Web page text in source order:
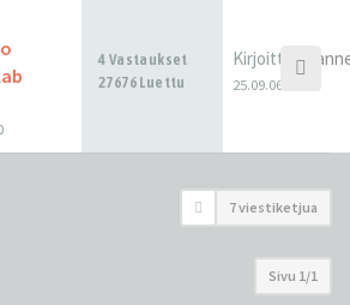
4 Vastaukset
27676 Luettu
Kirjoittaja
25.09.06 20:24
7 viestiketjua
Sivu 1/1